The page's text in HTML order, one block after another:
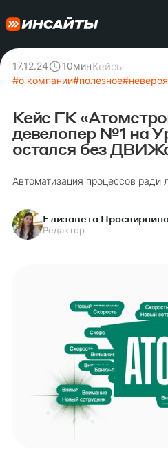
17.12.24 10минКейсы
#о компании#полезное#
Кейс ГК
девелопер №1 на
остался без
Автоматизация процессов ради
Елизавета
Редактор